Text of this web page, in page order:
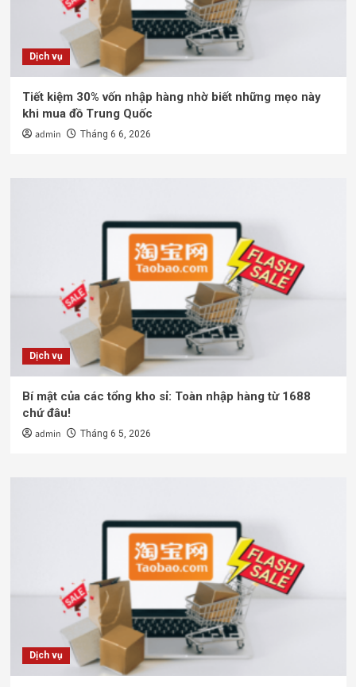
Dịch vụ
Tiết kiệm 30% vốn nhập hàng nhờ biết những mẹo này
khi mua đồ Trung Quốc
admin Tháng 6 6, 2026
Dịch vụ
Bí mật của các tổng kho sỉ: Toàn nhập hàng từ 1688
chứ đâu!
admin Tháng 6 5, 2026
Dịch vụ